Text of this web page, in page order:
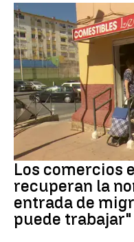
Crisis migrantes
Los comercios
recuperan la
entrada de
puede trabajar"